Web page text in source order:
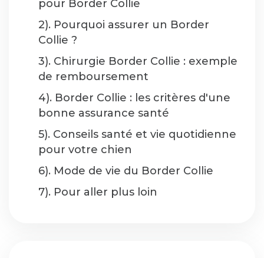
pour Border Collie
2). Pourquoi assurer un Border
Collie ?
3). Chirurgie Border Collie : exemple
de remboursement
4). Border Collie : les critères d'une
bonne assurance santé
5). Conseils santé et vie quotidienne
pour votre chien
6). Mode de vie du Border Collie
7). Pour aller plus loin